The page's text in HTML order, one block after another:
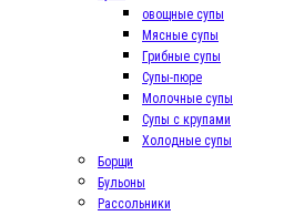
овощные супы
Мясные супы
Грибные супы
Супы-пюре
Молочные супы
Супы с крупами
Холодные супы
Борщи
Бульоны
Рассольники